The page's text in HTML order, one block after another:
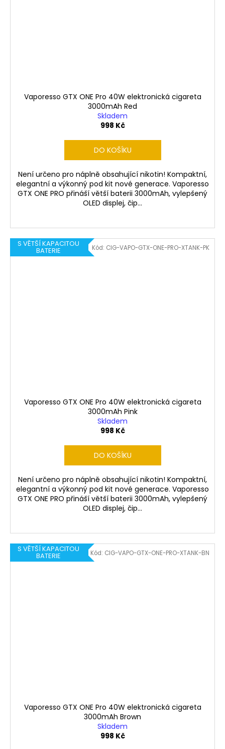
Vaporesso GTX ONE Pro 40W elektronická cigareta
3000mAh Red
Skladem
998 Kč
DO KOŠÍKU
Není určeno pro náplně obsahující nikotin! Kompaktní,
elegantní a výkonný pod kit nové generace. Vaporesso
GTX ONE PRO přináší větší baterii 3000mAh, vylepšený
OLED displej, čip...
S VĚTŠÍ KAPACITOU
BATERIE
Vaporesso GTX ONE Pro 40W elektronická cigareta
3000mAh Pink
Skladem
998 Kč
DO KOŠÍKU
Není určeno pro náplně obsahující nikotin! Kompaktní,
elegantní a výkonný pod kit nové generace. Vaporesso
GTX ONE PRO přináší větší baterii 3000mAh, vylepšený
OLED displej, čip...
Kód: CIG-VAPO-GTX-ONE-PRO-XTANK-PK
S VĚTŠÍ KAPACITOU
BATERIE
Vaporesso GTX ONE Pro 40W elektronická cigareta
3000mAh Brown
Skladem
998 Kč
Kód: CIG-VAPO-GTX-ONE-PRO-XTANK-BN